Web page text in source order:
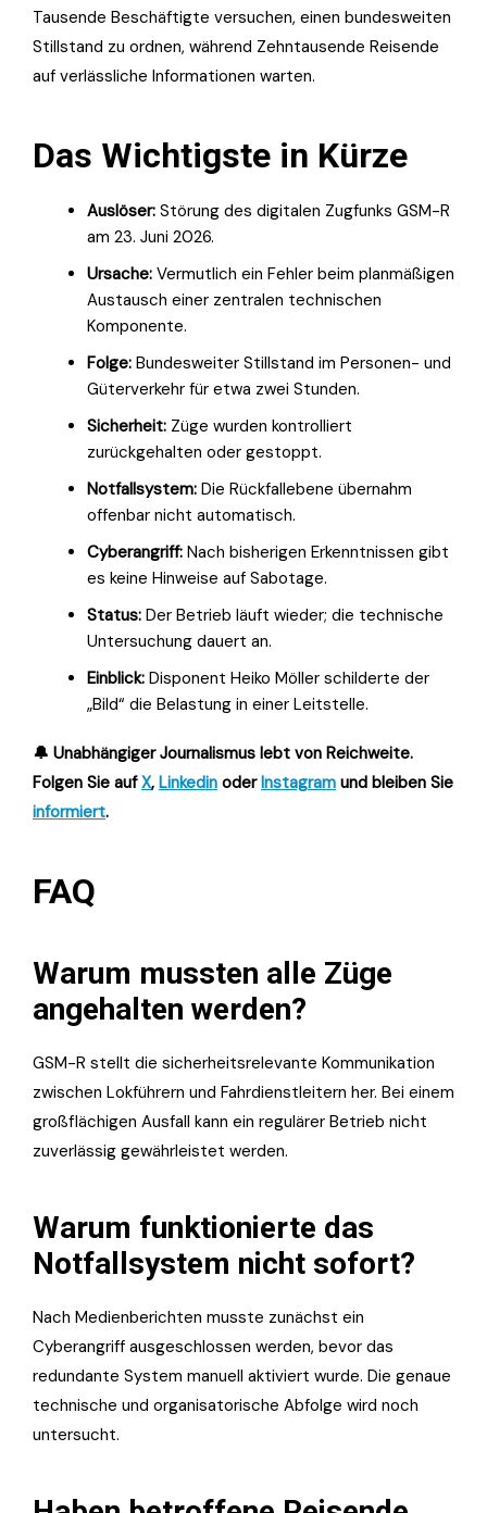
Tausende Beschäftigte versuchen, einen bundesweiten
Stillstand zu ordnen, während Zehntausende Reisende
auf verlässliche Informationen warten.
Das Wichtigste in Kürze
Auslöser: Störung des digitalen Zugfunks GSM-R
am 23. Juni 2026.
Ursache: Vermutlich ein Fehler beim planmäßigen
Austausch einer zentralen technischen
Komponente.
Folge: Bundesweiter Stillstand im Personen- und
Güterverkehr für etwa zwei Stunden.
Sicherheit: Züge wurden kontrolliert
zurückgehalten oder gestoppt.
Notfallsystem: Die Rückfallebene übernahm
offenbar nicht automatisch.
Cyberangriff: Nach bisherigen Erkenntnissen gibt
es keine Hinweise auf Sabotage.
Status: Der Betrieb läuft wieder; die technische
Untersuchung dauert an.
Einblick: Disponent Heiko Möller schilderte der
„Bild“ die Belastung in einer Leitstelle.
🔔 Unabhängiger Journalismus lebt von Reichweite.
Folgen Sie aufX, Linkedin oderInstagram und bleiben Sie
informiert.
FAQ
Warum mussten alle Züge
angehalten werden?
GSM-R stellt die sicherheitsrelevante Kommunikation
zwischen Lokführern und Fahrdienstleitern her. Bei einem
großflächigen Ausfall kann ein regulärer Betrieb nicht
zuverlässig gewährleistet werden.
Warum funktionierte das
Notfallsystem nicht sofort?
Nach Medienberichten musste zunächst ein
Cyberangriff ausgeschlossen werden, bevor das
redundante System manuell aktiviert wurde. Die genaue
technische und organisatorische Abfolge wird noch
untersucht.